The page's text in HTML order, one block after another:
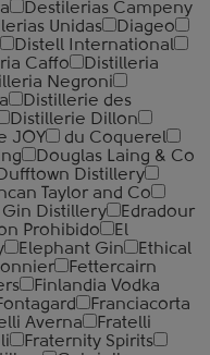
Destilerias Campeny
Unidas
Diageo
Distell International
Caffo
Distilleria
Negroni
Distillerie des
Distillerie Dillon
JOY
du Coquerel
Douglas Laing & Co
Dufftown Distillery
Taylor and Co
Gin Distillery
Edradour
Prohibido
El
Elephant Gin
Ethical
Fettercairn
Finlandia Vodka
Franciacorta
Averna
Fratelli
Fraternity Spirits